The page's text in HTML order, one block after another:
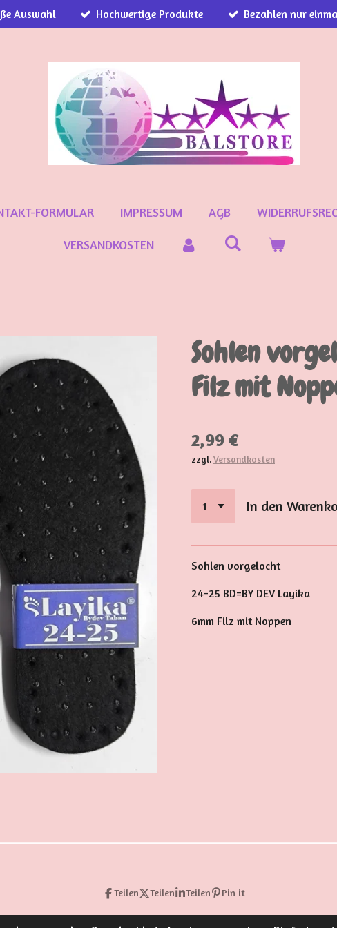
Auswahl Hochwertige Produkte Bezahlen nur
FORMULAR IMPRESSUM AGB
VERSANDKOSTEN
Sohlen
Filz mit
2,99 €
zzgl.Versandkosten
In den
Sohlen vorgelocht
24-25 BD=BY DEV Layika
6mm Filz mit Noppen
Teilen Teilen Teilen Pin it